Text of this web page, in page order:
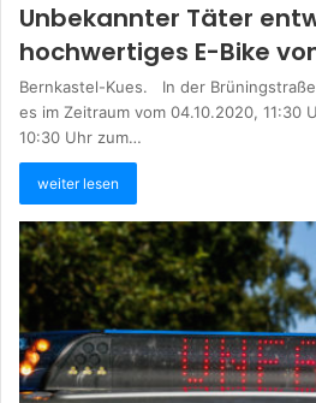
Unbekannter Täter
hochwertiges E-Bike
Bernkastel-Kues. In der
es im Zeitraum vom 04.10.2020, 11:30
10:30 Uhr zum…
weiter lesen